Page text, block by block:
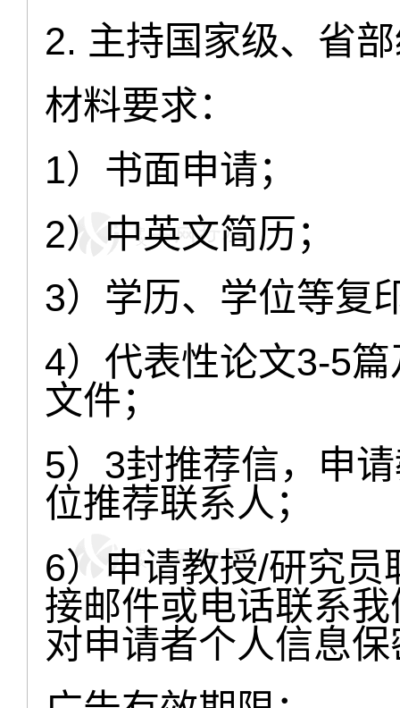
2. 主持国家级、省
材料要求：
1）书面申请；
2）中英文简历；
3）学历、学位等复
4）代表性论文3-5
文件；
5）3封推荐信，申
位推荐联系人；
6）申请教授/研究
接邮件或电话联系
对申请者个人信息